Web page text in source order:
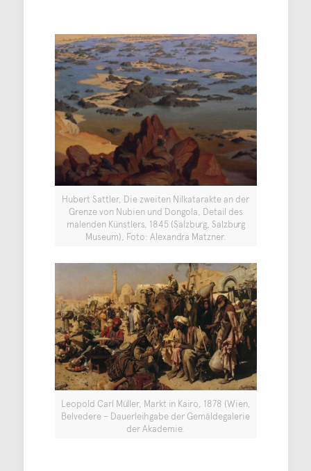
Hubert Sattler, Die zweiten Nilkatarakte an der
Grenze von Nubien und Dongola, Detail des
malenden Künstlers, 1845 (Salzburg, Salzburg
Museum), Foto: Alexandra Matzner.
Leopold Carl Müller, Markt in Kairo, 1878 (Wien,
Belvedere – Dauerleihgabe der Gemäldegalerie
der Akademie.